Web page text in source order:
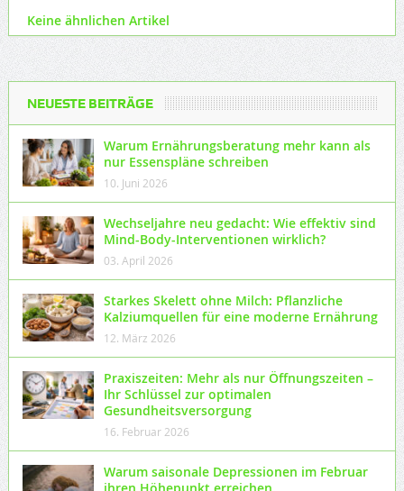
Keine ähnlichen Artikel
NEUESTE BEITRÄGE
Warum Ernährungsberatung mehr kann als
nur Essenspläne schreiben
10. Juni 2026
Wechseljahre neu gedacht: Wie effektiv sind
Mind-Body-Interventionen wirklich?
03. April 2026
Starkes Skelett ohne Milch: Pflanzliche
Kalziumquellen für eine moderne Ernährung
12. März 2026
Praxiszeiten: Mehr als nur Öffnungszeiten –
Ihr Schlüssel zur optimalen
Gesundheitsversorgung
16. Februar 2026
Warum saisonale Depressionen im Februar